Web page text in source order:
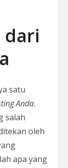
dari
satu
Anda.
salah
oleh
apa yang